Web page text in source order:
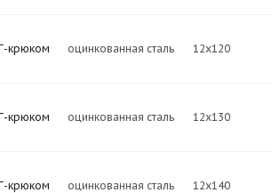
крюком оцинкованная сталь 12х120
крюком оцинкованная сталь 12х130
крюком оцинкованная сталь 12х140